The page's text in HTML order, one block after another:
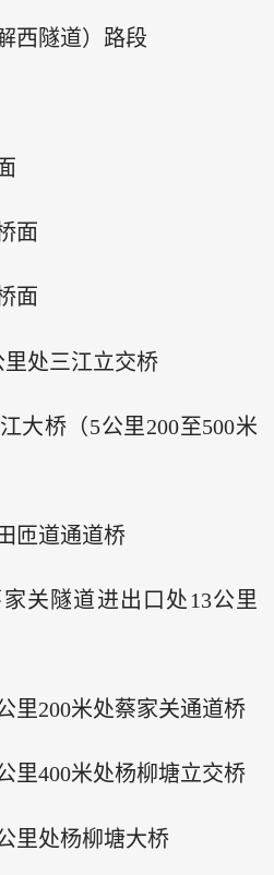
西隧道）路段
面
面
处三江立交桥
大桥（5公里200至500米
匝道通道桥
关隧道进出口处13公里
里200米处蔡家关通道桥
里400米处杨柳塘立交桥
里处杨柳塘大桥